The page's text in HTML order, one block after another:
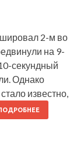
2-м во
на 9-
секундный
Однако
известно,